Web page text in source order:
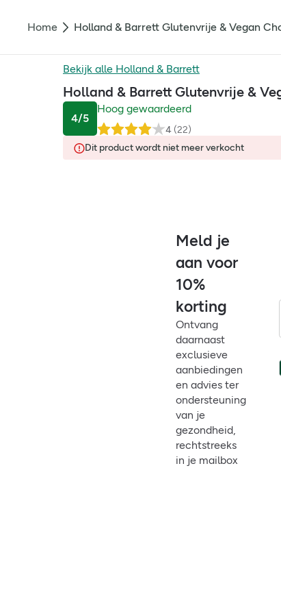
Home Holland & Barrett Glutenvrije & Vegan
Bekijk alle Holland & Barrett
Holland & Barrett Glutenvrije &
4/5
Hoog gewaardeerd
4(22)
Dit product wordt niet meer verkocht
Meld je
aan voor
10%
korting
Ontvang
daarnaast
exclusieve
aanbiedingen
en advies ter
ondersteuning
van je
gezondheid,
rechtstreeks
in je mailbox